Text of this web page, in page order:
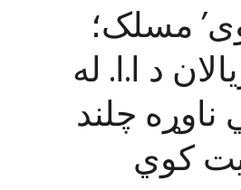
مسلک؛
د ا.ا. له
ناوړه چلند
کوي